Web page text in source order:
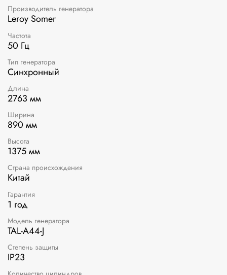
Производитель генератора
Leroy Somer
Частота
50 Гц
Тип генератора
Синхронный
Длина
2763 мм
Ширина
890 мм
Высота
1375 мм
Страна происхождения
Китай
Гарантия
1 год
Модель генератора
TAL-A44-J
Степень защиты
IP23